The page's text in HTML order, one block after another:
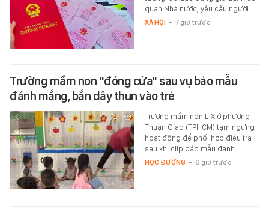
quan Nhà nước, yêu cầu người…
XÃ HỘI - 7 giờ trước
Trường mầm non "đóng cửa" sau vụ bảo mẫu
đánh mắng, bắn dây thun vào trẻ
Trường mầm non L.X ở phường
Thuận Giao (TPHCM) tạm ngưng
hoạt động để phối hợp điều tra
sau khi clip bảo mẫu đánh…
HỌC ĐƯỜNG - 6 giờ trước